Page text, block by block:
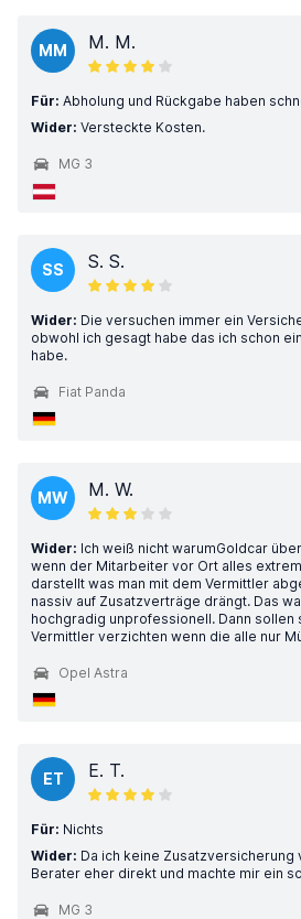
MM M. M.
Für: Abholung und Rückgabe haben
Wider: Versteckte Kosten.
MG 3
SS S. S.
Wider: Die versuchen immer ein
obwohl ich gesagt habe das ich schon
habe.
Fiat Panda
MW M. W.
Wider: Ich weiß nicht warumGoldcar
wenn der Mitarbeiter vor Ort alles
darstellt was man mit dem Vermittler
nassiv auf Zusatzverträge drängt. Das
hochgradig unprofessionell. Dann sollen
Vermittler verzichten wenn die alle nur
Opel Astra
ET E. T.
Für: Nichts
Wider: Da ich keine Zusatzversicherung
Berater eher direkt und machte mir ein
MG 3